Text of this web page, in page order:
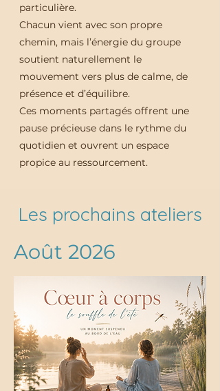
particulière.
Chacun vient avec son propre
chemin, mais l’énergie du groupe
soutient naturellement le
mouvement vers plus de calme, de
présence et d’équilibre.
Ces moments partagés offrent une
pause précieuse dans le rythme du
quotidien et ouvrent un espace
propice au ressourcement.
Les prochains ateliers
Août 2026